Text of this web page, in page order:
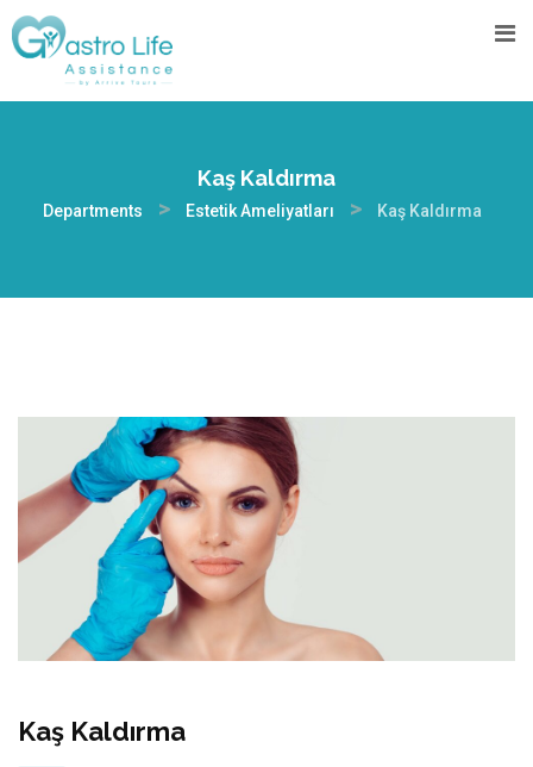
Kaş Kaldırma
Departments > Estetik Ameliyatları > Kaş Kaldırma
Kaş Kaldırma